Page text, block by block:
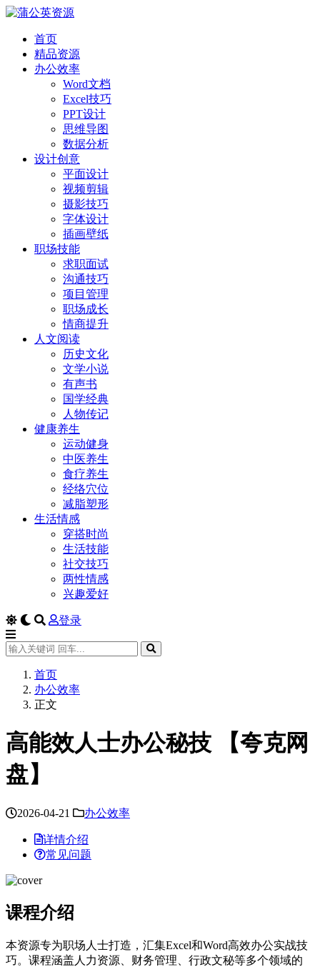
首页
精品资源
办公效率
Word文档
Excel技巧
PPT设计
思维导图
数据分析
设计创意
平面设计
视频剪辑
摄影技巧
字体设计
插画壁纸
职场技能
求职面试
沟通技巧
项目管理
职场成长
情商提升
人文阅读
历史文化
文学小说
有声书
国学经典
人物传记
健康养生
运动健身
中医养生
食疗养生
经络穴位
减脂塑形
生活情感
穿搭时尚
生活技能
社交技巧
两性情感
兴趣爱好
登录
首页
办公效率
正文
高能效人士办公秘技 【夸克网
盘】
2026-04-21 办公效率
详情介绍
常见问题
课程介绍
本资源专为职场人士打造，汇集Excel和Word高效办公实战技
巧。课程涵盖人力资源、财务管理、行政文秘等多个领域的